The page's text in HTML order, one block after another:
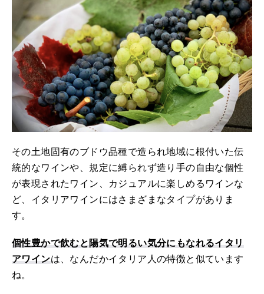
その土地固有のブドウ品種で造られ地域に根付いた伝
統的なワインや、規定に縛られず造り手の自由な個性
が表現されたワイン、カジュアルに楽しめるワインな
ど、イタリアワインにはさまざまなタイプがありま
す。
個性豊かで飲むと陽気で明るい気分にもなれるイタリ
アワインは、なんだかイタリア人の特徴と似ています
ね。